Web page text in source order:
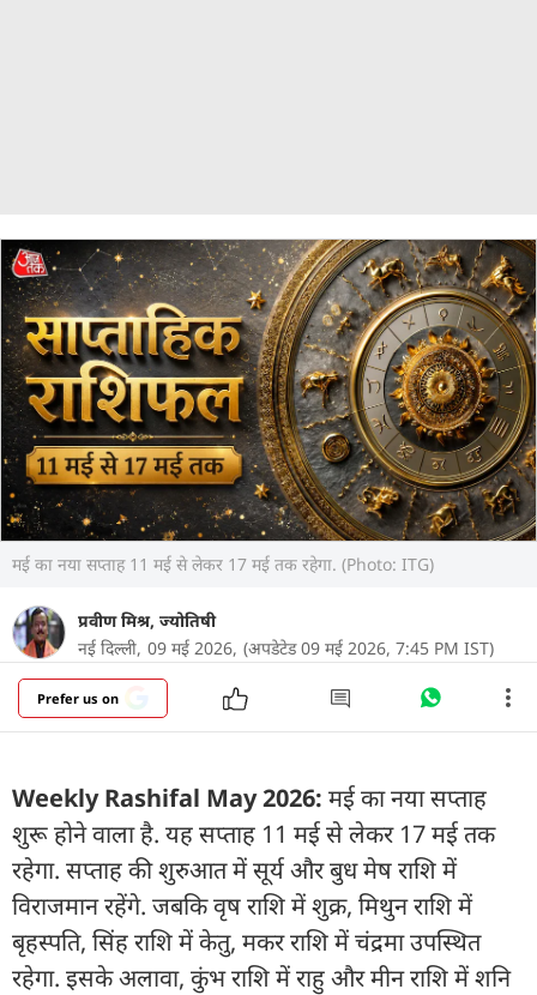
मई का नया सप्ताह 11 मई से लेकर 17 मई तक रहेगा. (Photo: ITG)
प्रवीण मिश्र, ज्योतिषी
नई दिल्ली, 09 मई 2026, (अपडेटेड 09 मई 2026, 7:45 PM IST)
Prefer us on
Weekly Rashifal May 2026: मई का नया सप्ताह
शुरू होने वाला है. यह सप्ताह 11 मई से लेकर 17 मई तक
रहेगा. सप्ताह की शुरुआत में सूर्य और बुध मेष राशि में
विराजमान रहेंगे. जबकि वृष राशि में शुक्र, मिथुन राशि में
बृहस्पति, सिंह राशि में केतु, मकर राशि में चंद्रमा उपस्थित
रहेगा. इसके अलावा, कुंभ राशि में राहु और मीन राशि में शनि